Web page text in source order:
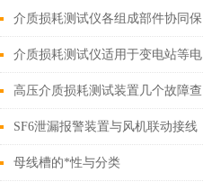
介质损耗测试仪各组成部件协同保
障测试的安全性
介质损耗测试仪适用于变电站等电
磁干扰大的现场测试
高压介质损耗测试装置几个故障查
找
SF6泄漏报警装置与风机联动接线
说明
母线槽的*性与分类